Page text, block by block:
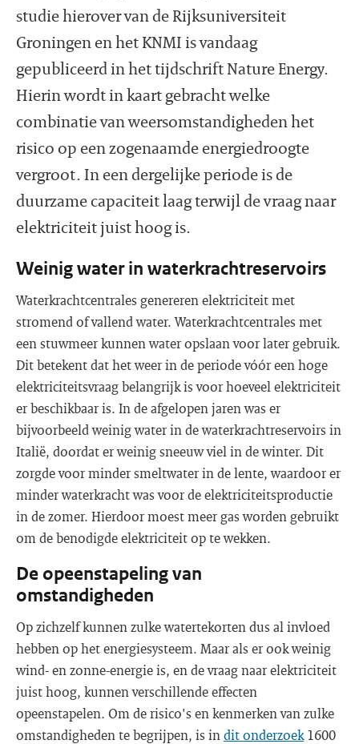
studie hierover van de Rijksuniversiteit
Groningen en het KNMI is vandaag
gepubliceerd in het tijdschrift Nature Energy.
Hierin wordt in kaart gebracht welke
combinatie van weersomstandigheden het
risico op een zogenaamde energiedroogte
vergroot. In een dergelijke periode is de
duurzame capaciteit laag terwijl de vraag naar
elektriciteit juist hoog is.
Weinig water in waterkrachtreservoirs
Waterkrachtcentrales genereren elektriciteit met
stromend of vallend water. Waterkrachtcentrales met
een stuwmeer kunnen water opslaan voor later gebruik.
Dit betekent dat het weer in de periode vóór een hoge
elektriciteitsvraag belangrijk is voor hoeveel elektriciteit
er beschikbaar is. In de afgelopen jaren was er
bijvoorbeeld weinig water in de waterkrachtreservoirs in
Italië, doordat er weinig sneeuw viel in de winter. Dit
zorgde voor minder smeltwater in de lente, waardoor er
minder waterkracht was voor de elektriciteitsproductie
in de zomer. Hierdoor moest meer gas worden gebruikt
om de benodigde elektriciteit op te wekken.
De opeenstapeling van
omstandigheden
Op zichzelf kunnen zulke watertekorten dus al invloed
hebben op het energiesysteem. Maar als er ook weinig
wind- en zonne-energie is, en de vraag naar elektriciteit
juist hoog, kunnen verschillende effecten
opeenstapelen. Om de risico's en kenmerken van zulke
omstandigheden te begrijpen, is in dit onderzoek 1600